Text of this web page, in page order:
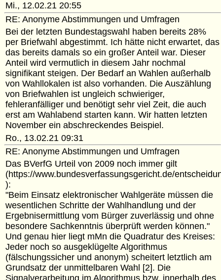
Mi., 12.02.21 20:55
RE: Anonyme Abstimmungen und Umfragen
Bei der letzten Bundestagswahl haben bereits 28%
per Briefwahl abgestimmt. Ich hätte nicht erwartet, das
das bereits damals so ein großer Anteil war. Dieser
Anteil wird vermutlich in diesem Jahr nochmal
signifikant steigen. Der Bedarf an Wahlen außerhalb
von Wahllokalen ist also vorhanden. Die Auszählung
von Briefwahlen ist ungleich schwieriger,
fehleranfälliger und benötigt sehr viel Zeit, die auch
erst am Wahlabend starten kann. Wir hatten letzten
November ein abschreckendes Beispiel.
Ro., 13.02.21 09:31
RE: Anonyme Abstimmungen und Umfragen
Das BVerfG Urteil von 2009 noch immer gilt
(https://www.bundesverfassungsgericht.de/
):
"Beim Einsatz elektronischer Wahlgeräte müssen die
wesentlichen Schritte der Wahlhandlung und der
Ergebnisermittlung vom Bürger zuverlässig und ohne
besondere Sachkenntnis überprüft werden können."
Und genau hier liegt mMn die Quadratur des Kreises:
Jeder noch so ausgeklügelte Algorithmus
(fälschungssicher und anonym) scheitert letztlich am
Grundsatz der unmittelbaren Wahl [2]. Die